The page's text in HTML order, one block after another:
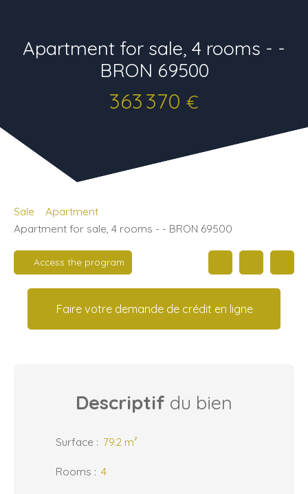
Apartment for sale, 4 rooms - -
BRON 69500
363 370 €
Sale
Apartment
Apartment for sale, 4 rooms - - BRON 69500
Access the program
Faire votre demande de crédit en ligne
Descriptif du bien
Surface : 79.2 m²
Rooms : 4